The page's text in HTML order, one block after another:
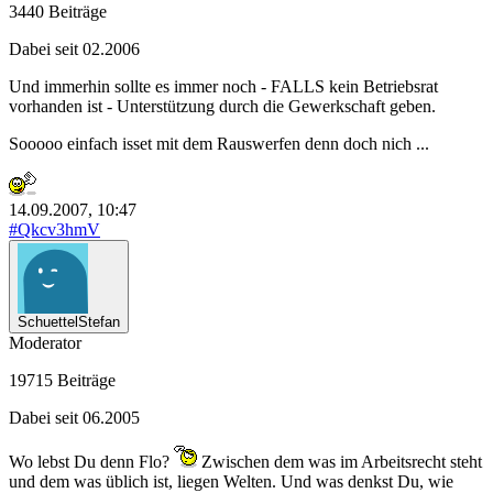
3440 Beiträge
Dabei seit 02.2006
Und immerhin sollte es immer noch - FALLS kein Betriebsrat
vorhanden ist - Unterstützung durch die Gewerkschaft geben.
Sooooo einfach isset mit dem Rauswerfen denn doch nich ...
14.09.2007, 10:47
#Qkcv3hmV
SchuettelStefan
Moderator
19715 Beiträge
Dabei seit 06.2005
Wo lebst Du denn Flo?
Zwischen dem was im Arbeitsrecht steht
und dem was üblich ist, liegen Welten. Und was denkst Du, wie